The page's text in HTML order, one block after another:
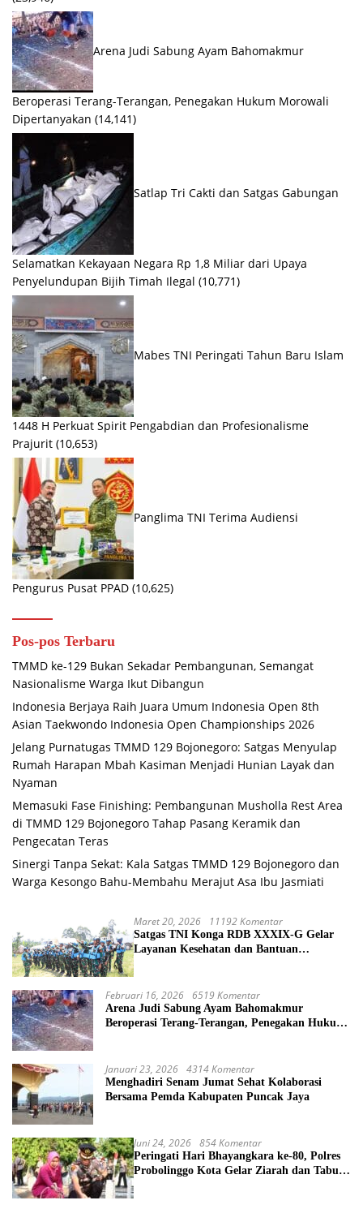
Arena Judi Sabung Ayam Bahomakmur
Beroperasi Terang-Terangan, Penegakan Hukum Morowali
Dipertanyakan (14,141)
Satlap Tri Cakti dan Satgas Gabungan
Selamatkan Kekayaan Negara Rp 1,8 Miliar dari Upaya
Penyelundupan Bijih Timah Ilegal (10,771)
Mabes TNI Peringati Tahun Baru Islam
1448 H Perkuat Spirit Pengabdian dan Profesionalisme
Prajurit (10,653)
Panglima TNI Terima Audiensi
Pengurus Pusat PPAD (10,625)
Pos-pos Terbaru
TMMD ke-129 Bukan Sekadar Pembangunan, Semangat
Nasionalisme Warga Ikut Dibangun
Indonesia Berjaya Raih Juara Umum Indonesia Open 8th
Asian Taekwondo Indonesia Open Championships 2026
Jelang Purnatugas TMMD 129 Bojonegoro: Satgas Menyulap
Rumah Harapan Mbah Kasiman Menjadi Hunian Layak dan
Nyaman
Memasuki Fase Finishing: Pembangunan Musholla Rest Area
di TMMD 129 Bojonegoro Tahap Pasang Keramik dan
Pengecatan Teras
Sinergi Tanpa Sekat: Kala Satgas TMMD 129 Bojonegoro dan
Warga Kesongo Bahu-Membahu Merajut Asa Ibu Jasmiati
Maret 20, 2026 11192 Komentar
Satgas TNI Konga RDB XXXIX-G Gelar
Layanan Kesehatan dan Bantuan
Februari 16, 2026 6519 Komentar
Arena Judi Sabung Ayam Bahomakmur
Beroperasi Terang-Terangan, Penegakan Hukum
Januari 23, 2026 4314 Komentar
Menghadiri Senam Jumat Sehat Kolaborasi
Bersama Pemda Kabupaten Puncak Jaya
Juni 24, 2026 854 Komentar
Peringati Hari Bhayangkara ke-80, Polres
Probolinggo Kota Gelar Ziarah dan Tabur